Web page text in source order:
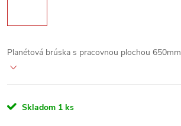
Planétová brúska s pracovnou plochou 650mm
Skladom 1 ks